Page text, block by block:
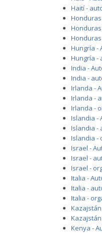
Haití -
Hungría -
Hungría -
India -
India -
Irlanda -
Irlanda -
Irlanda -
Islandia -
Islandia -
Islandia -
Israel -
Israel -
Israel -
Italia -
Italia -
Italia -
Kenya -